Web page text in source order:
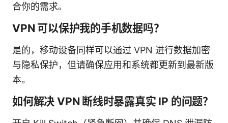
合你的需求。
VPN 可以保护我的手机数据吗？
是的，移动设备同样可以通过 VPN 进行数据加密
与隐私保护，但请确保应用和系统都更新到最新版
本。
如何解决 VPN 断线时暴露真实 IP 的问题？